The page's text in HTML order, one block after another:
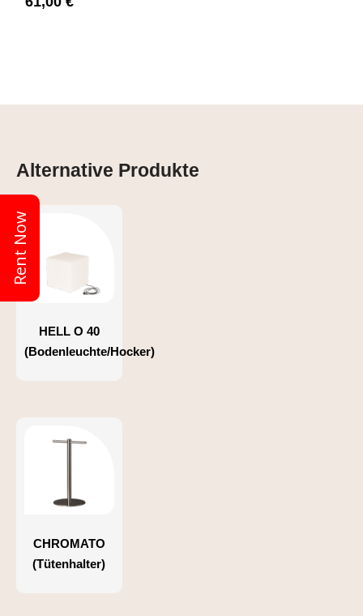
Rent Now
Alternative Produkte
HELL O 40
(Bodenleuchte/Hocker)
CHROMATO
(Tütenhalter)